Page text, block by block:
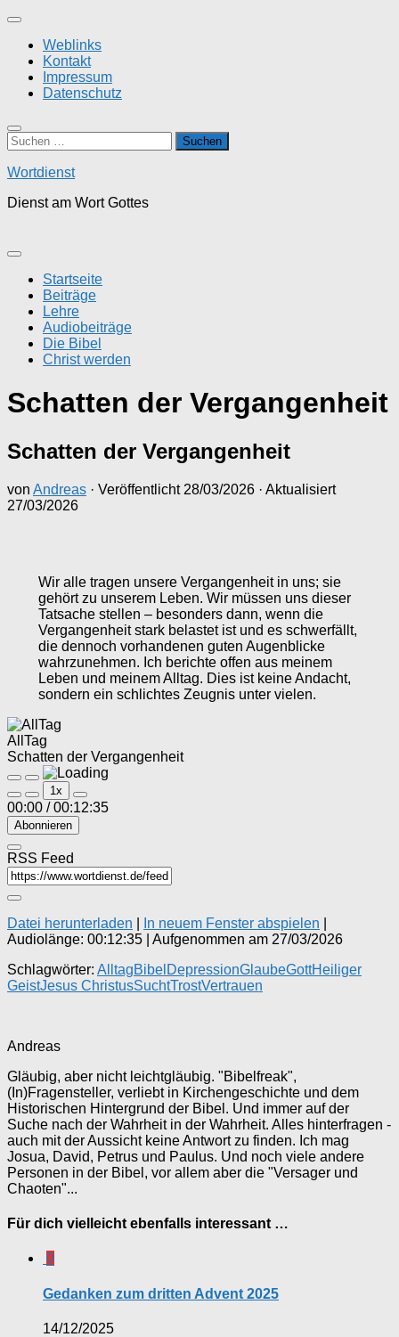
Zum
springenWeblinks
Kontakt
Impressum
Datenschutz
Suchen
nach:
Wortdienst
Dienst am Wort Gottes
Startseite
Beiträge
Lehre
Audiobeiträge
Die Bibel
Christ werden
Schatten der Vergangenheit
Schatten der Vergangenheit
von Andreas · Veröffentlicht 28/03/2026 · Aktualisiert
27/03/2026
Wir alle tragen unsere Vergangenheit in uns; sie
gehört zu unserem Leben. Wir müssen uns dieser
Tatsache stellen – besonders dann, wenn die
Vergangenheit stark belastet ist und es schwerfällt,
die dennoch vorhandenen guten Augenblicke
wahrzunehmen. Ich berichte offen aus meinem
Leben und meinem Alltag. Dies ist keine Andacht,
sondern ein schlichtes Zeugnis unter vielen.
AllTag
Schatten der Vergangenheit
Play
Episode
Pause
Episode
1x
00:00 / 00:12:35
Abonnieren
RSS Feed
Datei herunterladen In neuem Fenster abspielen
Audiolänge: 00:12:35
Aufgenommen am 27/03/2026
Schlagwörter: AlltagBibel DepressionGlaubeGottHeiliger
GeistJesus ChristusSuchtTrostVertrauen
Andreas
Gläubig, aber nicht leichtgläubig. "Bibelfreak",
(In)Fragensteller, verliebt in Kirchengeschichte und dem
Historischen Hintergrund der Bibel. Und immer auf der
Suche nach der Wahrheit in der Wahrheit. Alles hinterfragen -
auch mit der Aussicht keine Antwort zu finden. Ich mag
Josua, David, Petrus und Paulus. Und noch viele andere
Personen in der Bibel, vor allem aber die "Versager und
Chaoten"...
Für dich vielleicht ebenfalls interessant …
0
Gedanken zum dritten Advent 2025
14/12/2025